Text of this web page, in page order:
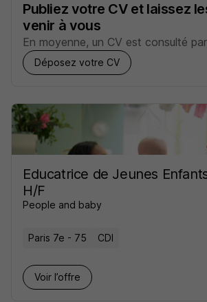
Publiez votre CV et laissez
venir à vous
En moyenne, un CV est consulté
Déposez votre CV
Educatrice de Jeunes
H/F
People and baby
Paris 7e - 75 CDI
Voir l’offre